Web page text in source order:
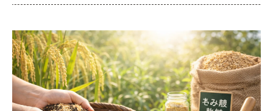
もみ殻を活用した団粒構造の作り方
もみ殻肥料で微生物環境を整える方法
畑でのもみ殻堆肥の作り方と実践例
もみ殻堆肥の基本的な作り方手順